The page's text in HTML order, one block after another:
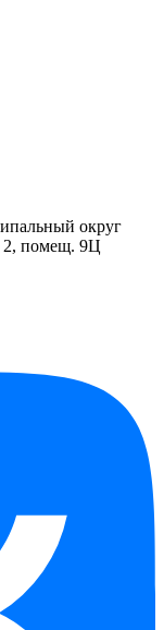
округ
2, помещ. 9Ц